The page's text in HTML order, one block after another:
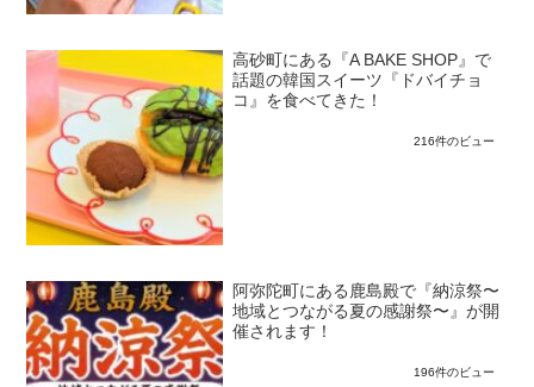
高砂町にある『A BAKE SHOP』で
話題の韓国スイーツ『ドバイチョ
コ』を食べてきた！
216件のビュー
阿弥陀町にある鹿島殿で『納涼祭〜
地域とつながる夏の感謝祭〜』が開
催されます！
196件のビュー